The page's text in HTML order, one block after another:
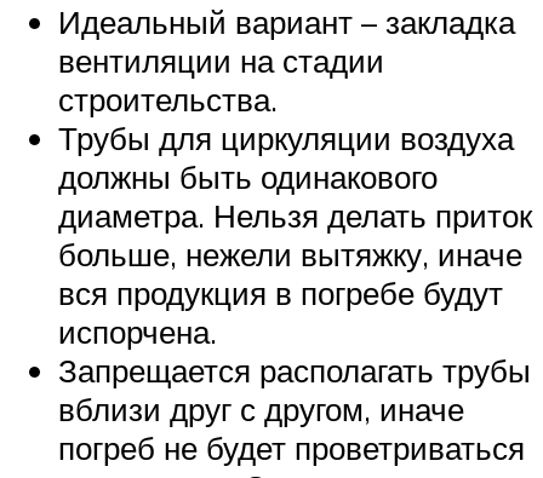
Идеальный вариант – закладка
вентиляции на стадии
строительства.
Трубы для циркуляции воздуха
должны быть одинакового
диаметра. Нельзя делать приток
больше, нежели вытяжку, иначе
вся продукция в погребе будут
испорчена.
Запрещается располагать трубы
вблизи друг с другом, иначе
погреб не будет проветриваться